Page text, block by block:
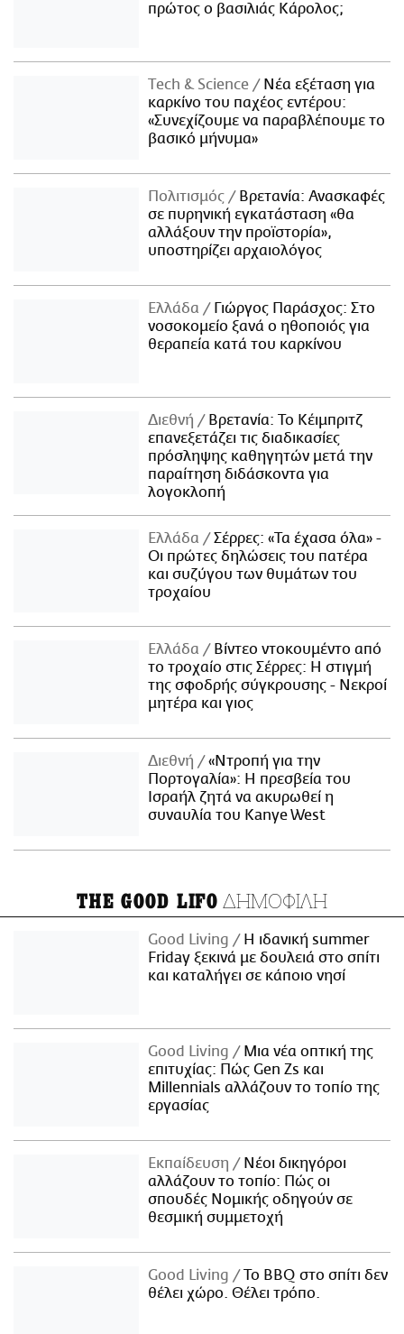
πρώτος ο βασιλιάς Κάρολος;
Τech & Science
Νέα εξέταση για
καρκίνο του παχέος εντέρου:
«Συνεχίζουμε να παραβλέπουμε το
βασικό μήνυμα»
Πολιτισμός
Βρετανία: Ανασκαφές
σε πυρηνική εγκατάσταση «θα
αλλάξουν την προϊστορία»,
υποστηρίζει αρχαιολόγος
Ελλάδα
Γιώργος Παράσχος: Στο
νοσοκομείο ξανά ο ηθοποιός για
θεραπεία κατά του καρκίνου
Διεθνή
Βρετανία: Το Κέιμπριτζ
επανεξετάζει τις διαδικασίες
πρόσληψης καθηγητών μετά την
παραίτηση διδάσκοντα για
λογοκλοπή
Ελλάδα
Σέρρες: «Τα έχασα όλα» -
Οι πρώτες δηλώσεις του πατέρα
και συζύγου των θυμάτων του
τροχαίου
Ελλάδα
Βίντεο ντοκουμέντο από
το τροχαίο στις Σέρρες: Η στιγμή
της σφοδρής σύγκρουσης - Νεκροί
μητέρα και γιος
Διεθνή
«Ντροπή για την
Πορτογαλία»: Η πρεσβεία του
Ισραήλ ζητά να ακυρωθεί η
συναυλία του Kanye West
THE GOOD LIFO ΔΗΜΟΦΙΛΗ
Good Living
Η ιδανική summer
Friday ξεκινά με δουλειά στο σπίτι
και καταλήγει σε κάποιο νησί
Good Living
Μια νέα οπτική της
επιτυχίας: Πώς Gen Zs και
Millennials αλλάζουν το τοπίο της
εργασίας
Εκπαίδευση
Νέοι δικηγόροι
αλλάζουν το τοπίο: Πώς οι
σπουδές Νομικής οδηγούν σε
θεσμική συμμετοχή
Good Living
Το BBQ στο σπίτι δεν
θέλει χώρο. Θέλει τρόπο.